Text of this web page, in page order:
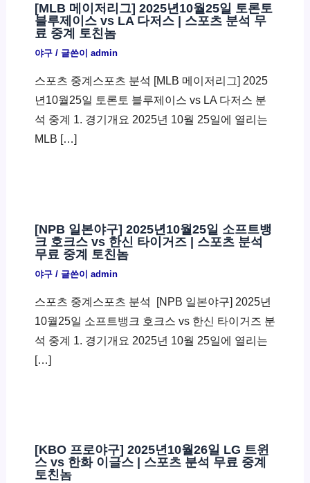
[MLB 메이저리그] 2025년10월25일 토론토
블루제이스 vs LA 다저스 | 스포츠 분석 무
료 중계 토친놈
야구/ 글쓴이 admin
스포츠 중계스포츠 분석 [MLB 메이저리그] 2025
년10월25일 토론토 블루제이스 vs LA 다저스 분
석 중계 1. 경기개요 2025년 10월 25일에 열리는
MLB […]
[NPB 일본야구] 2025년10월25일 소프트뱅
크 호크스 vs 한신 타이거즈 | 스포츠 분석
무료 중계 토친놈
야구/ 글쓴이 admin
스포츠 중계스포츠 분석 ​ [NPB 일본야구] 2025년
10월25일 소프트뱅크 호크스 vs 한신 타이거즈 분
석 중계 1. 경기개요 2025년 10월 25일에 열리는
[…]
[KBO 프로야구] 2025년10월26일 LG 트윈
스 vs 한화 이글스 | 스포츠 분석 무료 중계
토친놈